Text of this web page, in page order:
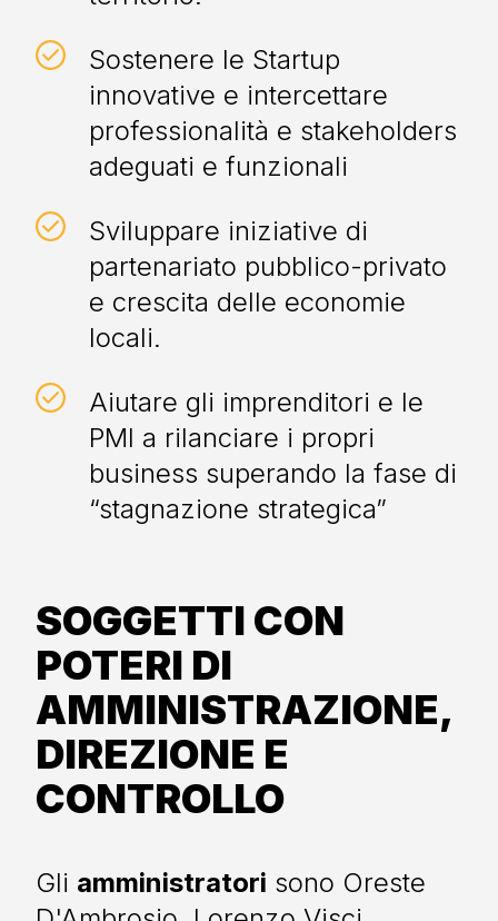
Sostenere le Startup
innovative e intercettare
professionalità e stakeholders
adeguati e funzionali
Sviluppare iniziative di
partenariato pubblico-privato
e crescita delle economie
locali.
Aiutare gli imprenditori e le
PMI a rilanciare i propri
business superando la fase di
“stagnazione strategica”
SOGGETTI CON
POTERI DI
AMMINISTRAZIONE,
DIREZIONE E
CONTROLLO
Gli amministratori sono Oreste